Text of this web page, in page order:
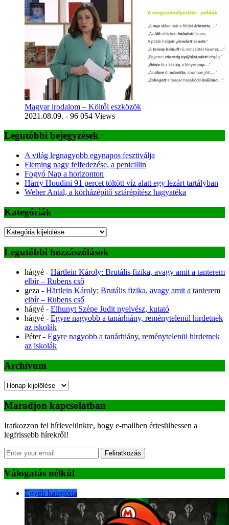
Magyar irodalom – Költői eszközök
2021.08.09. - 96 054 Views
Legutóbbi bejegyzések
A világ legnagyobb egynapos fesztiválja
Fleming nagy felfedezése, a penicillin
Fogyó Nap a horizonton
Harry Houdini 91 percet töltött víz alatt egy lezárt tartályban
Weber Antal, a kórházépítő sztárépítész hagyatéka
Kategóriák
Kategóriák
Legutóbbi hozzászólások
hágyé - Härtlein Károly: Brutális fizika, avagy amit a tanterem
elbír – Rubens cső
geza - Härtlein Károly: Brutális fizika, avagy amit a tanterem
elbír – Rubens cső
hágyé - Elhunyt Szépe Judit nyelvész, kutató
hágyé - Egyre nagyobb a tanárhiány, reménytelenül hirdetnek
az iskolák
Péter- Egyre nagyobb a tanárhiány, reménytelenül hirdetnek
az iskolák
Archívum
Archívum
Maradjon kapcsolatban
Iratkozzon fel hírlevelünkre, hogy e-mailben értesülhessen a
legfrissebb hírekről!
Feliratkozás
Válogatás nélkül
Egyéb kategória